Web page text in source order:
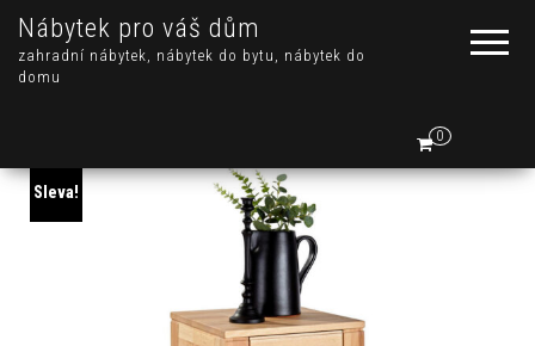
Nábytek pro váš dům
zahradní nábytek, nábytek do bytu, nábytek do
domu
0
Sleva!